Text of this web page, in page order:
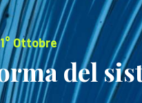
Ottobre
del